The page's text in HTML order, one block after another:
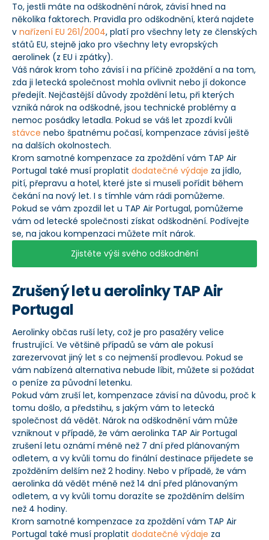
To, jestli máte na odškodnění nárok, závisí hned na
několika faktorech. Pravidla pro odškodnění, která najdete
v nařízení EU 261/2004, platí pro všechny lety ze členských
států EU, stejně jako pro všechny lety evropských
aerolinek (z EU i zpátky).
Váš nárok krom toho závisí i na příčině zpoždění a na tom,
zda ji letecká společnost mohla ovlivnit nebo jí dokonce
předejít. Nejčastější důvody zpoždění letu, při kterých
vzniká nárok na odškodné, jsou technické problémy a
nemoc posádky letadla. Pokud se váš let zpozdí kvůli
stávce nebo špatnému počasí, kompenzace závisí ještě
na dalších okolnostech.
Krom samotné kompenzace za zpoždění vám TAP Air
Portugal také musí proplatit dodatečné výdaje za jídlo,
pití, přepravu a hotel, které jste si museli pořídit během
čekání na nový let. I s tímhle vám rádi pomůžeme.
Pokud se vám zpozdil let u TAP Air Portugal, pomůžeme
vám od letecké společnosti získat odškodnění. Podívejte
se, na jakou kompenzaci můžete mít nárok.
Zjistěte výši svého odškodnění
Zrušený let u aerolinky TAP Air
Portugal
Aerolinky občas ruší lety, což je pro pasažéry velice
frustrující. Ve většině případů se vám ale pokusí
zarezervovat jiný let s co nejmenší prodlevou. Pokud se
vám nabízená alternativa nebude líbit, můžete si požádat
o peníze za původní letenku.
Pokud vám zruší let, kompenzace závisí na důvodu, proč k
tomu došlo, a předstihu, s jakým vám to letecká
společnost dá vědět. Nárok na odškodnění vám může
vzniknout v případě, že vám aerolinka TAP Air Portugal
zrušení letu oznámí méně než 7 dní před plánovaným
odletem, a vy kvůli tomu do finální destinace přijedete se
zpožděním delším než 2 hodiny. Nebo v případě, že vám
aerolinka dá vědět méně než 14 dní před plánovaným
odletem, a vy kvůli tomu dorazíte se zpožděním delším
než 4 hodiny.
Krom samotné kompenzace za zpoždění vám TAP Air
Portugal také musí proplatit dodatečné výdaje za